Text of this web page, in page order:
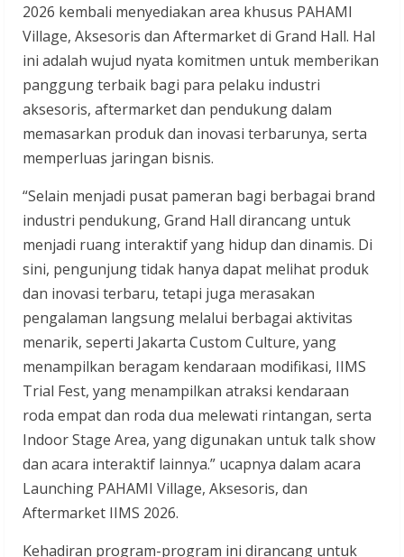
2026 kembali menyediakan area khusus PAHAMI
Village, Aksesoris dan Aftermarket di Grand Hall. Hal
ini adalah wujud nyata komitmen untuk memberikan
panggung terbaik bagi para pelaku industri
aksesoris, aftermarket dan pendukung dalam
memasarkan produk dan inovasi terbarunya, serta
memperluas jaringan bisnis.
“Selain menjadi pusat pameran bagi berbagai brand
industri pendukung, Grand Hall dirancang untuk
menjadi ruang interaktif yang hidup dan dinamis. Di
sini, pengunjung tidak hanya dapat melihat produk
dan inovasi terbaru, tetapi juga merasakan
pengalaman langsung melalui berbagai aktivitas
menarik, seperti Jakarta Custom Culture, yang
menampilkan beragam kendaraan modifikasi, IIMS
Trial Fest, yang menampilkan atraksi kendaraan
roda empat dan roda dua melewati rintangan, serta
Indoor Stage Area, yang digunakan untuk talk show
dan acara interaktif lainnya.” ucapnya dalam acara
Launching PAHAMI Village, Aksesoris, dan
Aftermarket IIMS 2026.
Kehadiran program-program ini dirancang untuk